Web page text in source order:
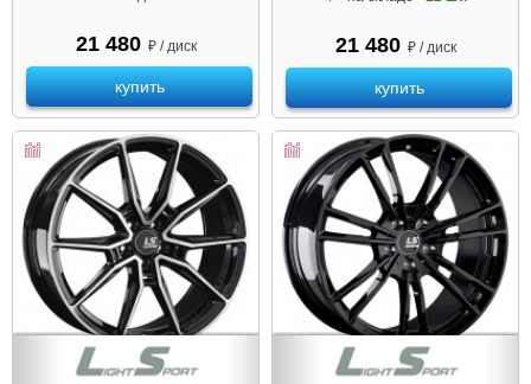
21 480 ₽ / диск
купить
21 480 ₽ / диск
купить